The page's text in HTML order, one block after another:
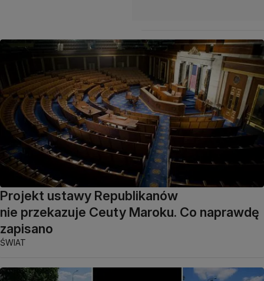
Projekt ustawy Republikanów
nie przekazuje Ceuty Maroku. Co naprawdę
zapisano
ŚWIAT